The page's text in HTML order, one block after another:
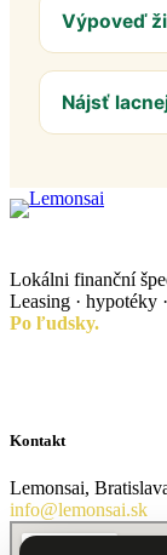
Výpoveď
Nájsť
Lokálni finanční
Leasing · hypotéky
Po ľudsky.
Kontakt
Lemonsai,
info@lemonsai.sk